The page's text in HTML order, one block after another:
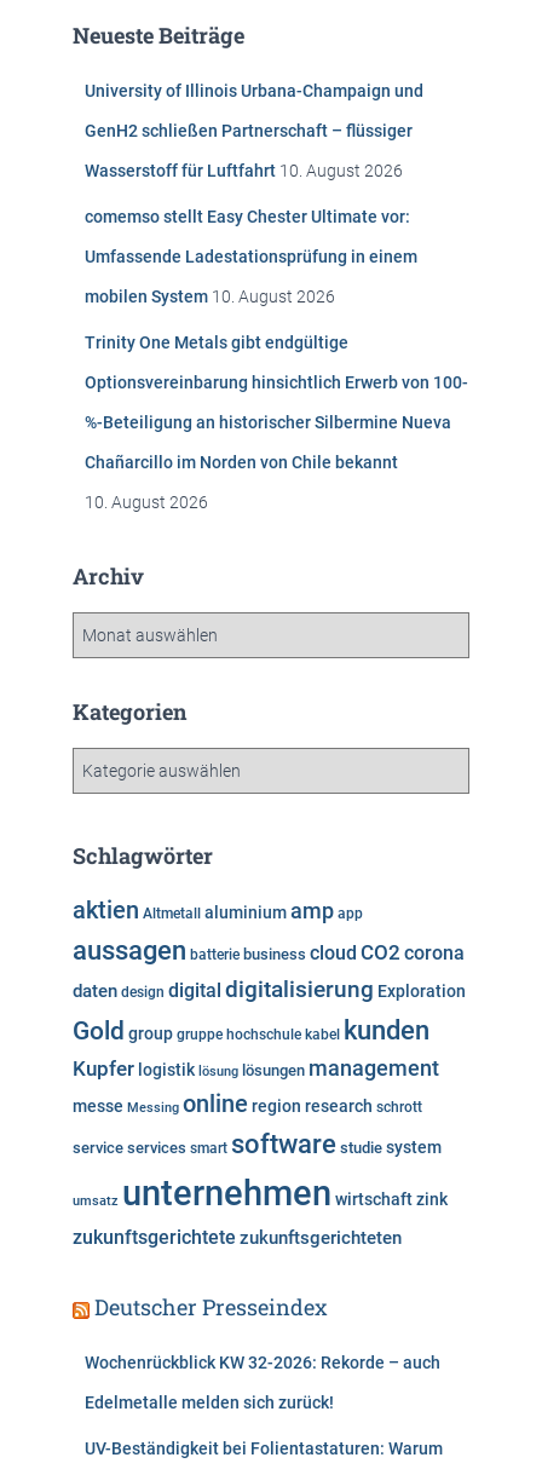
n
Neueste Beiträge
University of Illinois Urbana-Champaign und
GenH2 schließen Partnerschaft – flüssiger
Wasserstoff für Luftfahrt 10. August 2026
comemso stellt Easy Chester Ultimate vor:
Umfassende Ladestationsprüfung in einem
mobilen System 10. August 2026
Trinity One Metals gibt endgültige
Optionsvereinbarung hinsichtlich Erwerb von 100-
%-Beteiligung an historischer Silbermine Nueva
Chañarcillo im Norden von Chile bekannt
10. August 2026
Archiv
h
Kategorien
g
r
i
n
Schlagwörter
aktien Altmetall aluminiumamp app
aussagen batterie business cloud CO2 corona
daten design digital digitalisierung Exploration
Gold group gruppe hochschule kabel kunden
Kupfer logistik lösung lösungen management
messe Messing online region research schrott
service services smart software studie system
umsatz unternehmen wirtschaftzink
zukunftsgerichtete zukunftsgerichteten
Deutscher Presseindex
Wochenrückblick KW 32-2026: Rekorde – auch
Edelmetalle melden sich zurück!
UV-Beständigkeit bei Folientastaturen: Warum